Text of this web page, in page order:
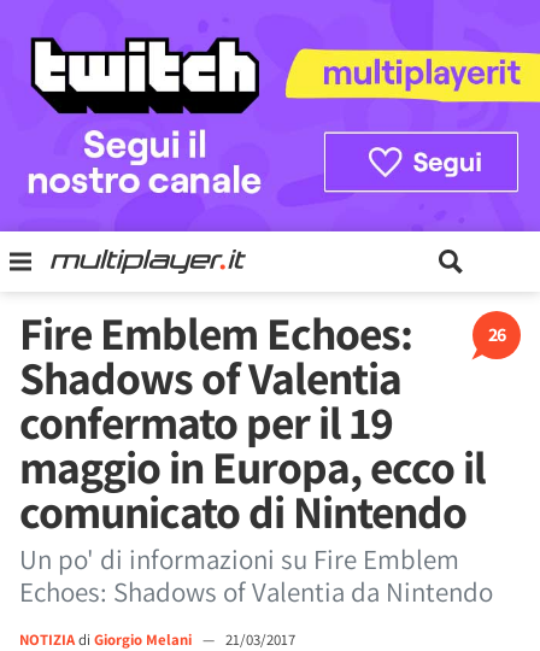
26
Fire Emblem Echoes:
Shadows of Valentia
confermato per il 19
maggio in Europa, ecco il
comunicato di Nintendo
Un po' di informazioni su Fire Emblem
Echoes: Shadows of Valentia da Nintendo
NOTIZIAdi Giorgio Melani — 21/03/2017